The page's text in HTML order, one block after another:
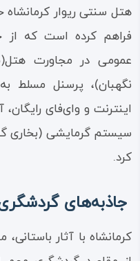
هتل سنتی ریوار کرمانشاه
فراهم کرده است که از
عمومی در مجاورت
نگهبان)، پرسنل مسلط
اینترنت و وای‌فای
سیستم گرمایشی (بخاری
کرد.
جاذبه‌های
کرمانشاه با آثار